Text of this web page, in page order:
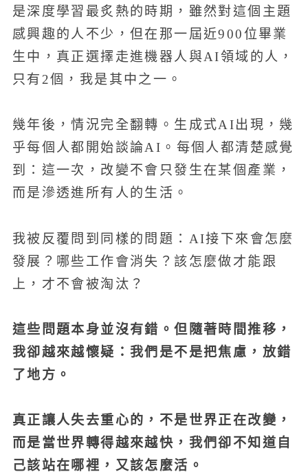
是深度學習最炙熱的時期，雖然對這個主題
感興趣的人不少，但在那一屆近900位畢業
生中，真正選擇走進機器人與AI領域的人，
只有2個，我是其中之一。
幾年後，情況完全翻轉。生成式AI出現，幾
乎每個人都開始談論AI。每個人都清楚感覺
到：這一次，改變不會只發生在某個產業，
而是滲透進所有人的生活。
我被反覆問到同樣的問題：AI接下來會怎麼
發展？哪些工作會消失？該怎麼做才能跟
上，才不會被淘汰？
這些問題本身並沒有錯。但隨著時間推移，
我卻越來越懷疑：我們是不是把焦慮，放錯
了地方。
真正讓人失去重心的，不是世界正在改變，
而是當世界轉得越來越快，我們卻不知道自
己該站在哪裡，又該怎麼活。